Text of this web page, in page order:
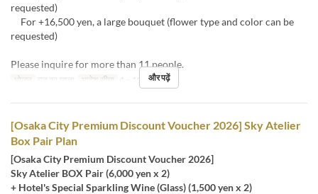
requested)
For +16,500 yen, a large bouquet (flower type and color can be
requested)
Please inquire for more than 11 people.
भोजन रात का खाना आदेश सीमा 4 ~ 10 और पढ़ें
[Osaka City Premium Discount Voucher 2026] Sky Atelier
Box Pair Plan
[Osaka City Premium Discount Voucher 2026]
Sky Atelier BOX Pair (6,000 yen x 2)
+ Hotel's Special Sparkling Wine (Glass) (1,500 yen x 2)